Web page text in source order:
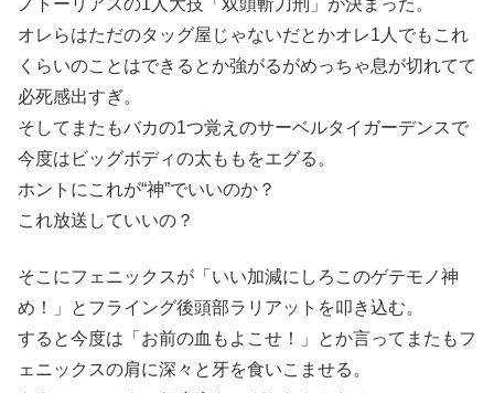
ノトーリアスの1人大技「双頭斬刀刑」が決まった。
オレらはただのタッグ屋じゃないだとかオレ1人でもこれ
くらいのことはできるとか強がるがめっちゃ息が切れてて
必死感出すぎ。
そしてまたもバカの1つ覚えのサーベルタイガーデンスで
今度はビッグボディの太ももをエグる。
ホントにこれが“神”でいいのか？
これ放送していいの？
そこにフェニックスが「いい加減にしろこのゲテモノ神
め！」とフライング後頭部ラリアットを叩き込む。
すると今度は「お前の血もよこせ！」とか言ってまたもフ
ェニックスの肩に深々と牙を食いこませる。